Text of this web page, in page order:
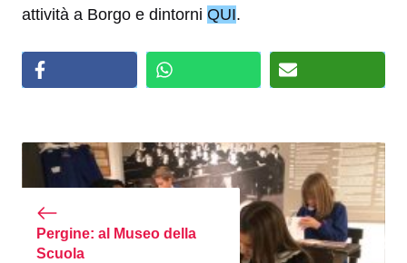
attività a Borgo e dintorni QUI.
Pergine: al Museo della
Scuola